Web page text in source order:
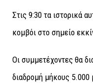
Στις 9:30 τα ιστορικά
κομβόι στο σημείο
Οι συμμετέχοντες θα
διαδρομή μήκους 5.000